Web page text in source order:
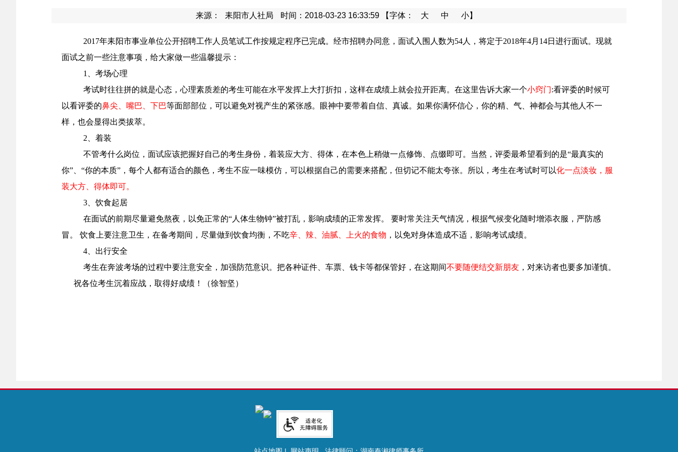
来源： 耒阳市人社局 时间：2018-03-23 16:33:59 【字体： 大 中 小】
2017年耒阳市事业单位公开招聘工作人员笔试工作按规定程序已完成。经市招聘办同意，面试入围人数为54人， 将定于2018年4月14日进行面试。现就
面试之前一些注意事项，给大家做一些温馨提示：
1、考场心理
考试时往往拼的就是心态，心理素质差的考生可能在水平发挥上大打折扣，这样在成绩上就会拉开距离。 在这里告诉大家一个小窍门:看评委的时候可
以看评委的鼻尖、嘴巴、下巴等面部部位，可以避免对视产生的紧张感。眼神中要带着自信、真诚。如果你满怀信心，你的精、气、神都会与其他人不一
样，也会显得出类拔萃。
2、着装
不管考什么岗位 ，面试应该把握好自己的考生身份，着装应大方、得体 ， 在本色上稍做一点修饰、点缀即可。 当然，评委最希望看到的是“最真实的
你”、“你的本质”，每个人都有适合的颜色，考生不应一味模仿，可以根据自己的需要来搭配， 但切记不能太夸张。所以，考生在考试时可以化一点淡妆，服
装大方、得体即可。
3、饮食起居
在面试的前期尽量避免熬夜 ，以免正常的“人体生物钟”被打乱，影响成绩的正常发挥。 要时常关注天气情况，根据气候变化随时增添衣服，严防感
冒。 饮食上要注意卫生，在备考期间，尽量做到饮食均衡， 不吃辛、辣、油腻、上火的食物 ，以免对身体造成不适，影响考试成绩。
4、出行安全
考生在奔波考场的过程中要注意安全，加强防范意识。把各种证件、车票、钱卡等都保管好，在这期间不要随便结交新朋友 ，对来访者也要多加谨慎。
祝各位考生沉着应战，取得好成绩！（徐智坚）